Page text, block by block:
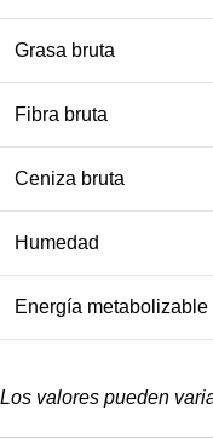
Grasa bruta
Fibra bruta
Ceniza bruta
Humedad
Energía metabolizable
Los valores pueden